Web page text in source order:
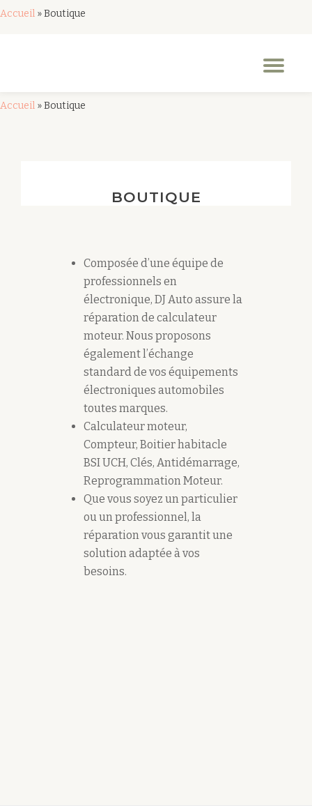
Accueil »Boutique
Accueil »Boutique
BOUTIQUE
Composée d’une équipe de
professionnels en
électronique, DJ Auto assure la
réparation de calculateur
moteur. Nous proposons
également l’échange
standard de vos équipements
électroniques automobiles
toutes marques.
Calculateur moteur,
Compteur, Boitier habitacle
BSI UCH, Clés, Antidémarrage,
Reprogrammation Moteur.
Que vous soyez un particulier
ou un professionnel, la
réparation vous garantit une
solution adaptée à vos
besoins.